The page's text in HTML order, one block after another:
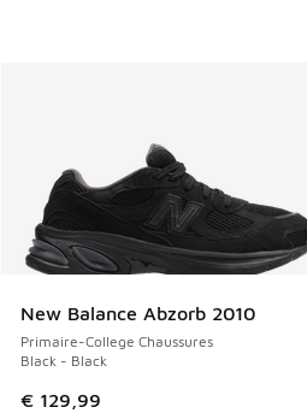
New Balance Abzorb 2010
Primaire-College Chaussures
Black - Black
€ 129,99